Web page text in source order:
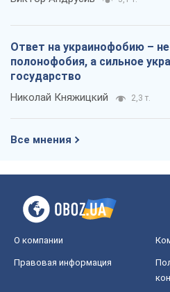
Ответ на украинофобию – не
полонофобия, а сильное
государство
Николай Княжицкий 2,3 т.
Все мнения
О компании
Правовая информация